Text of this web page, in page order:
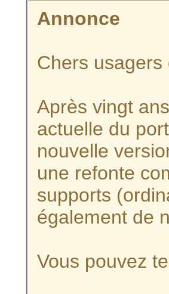
Annonce
Chers
Après vingt
actuelle du
nouvelle
une refonte
supports
également de
Vous pouvez